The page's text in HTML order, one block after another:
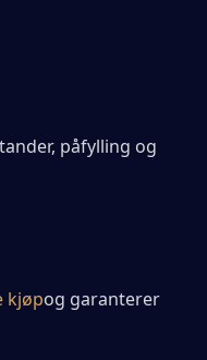
påfylling og
kjøpog garanterer